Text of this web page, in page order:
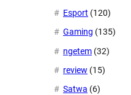
Esport (120)
Gaming (135)
ngetem (32)
review (15)
Satwa (6)